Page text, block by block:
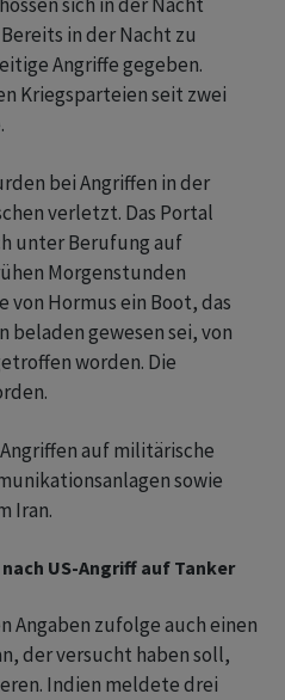
in der Nacht zu
Angriffe gegeben.
Kriegsparteien seit zwei
bei Angriffen in der
verletzt. Das Portal
unter Berufung auf
Morgenstunden
von Hormus ein Boot, das
gewesen sei, von
worden. Die
auf militärische
sowie
Iran.
US-Angriff auf Tanker
Angaben zufolge auch einen
der versucht haben soll,
Indien meldete drei